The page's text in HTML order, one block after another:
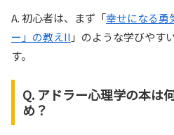
A. 初心者は、まず「幸せになる勇
ー」の教えII 」のような学びやす
す。
Q. アドラー心理学の本は
め？